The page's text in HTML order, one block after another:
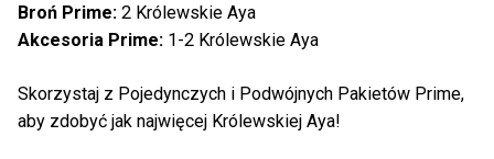
Broń Prime: 2 Królewskie Aya
Akcesoria Prime: 1-2 Królewskie Aya
Skorzystaj z Pojedynczych i Podwójnych Pakietów Prime,
aby zdobyć jak najwięcej Królewskiej Aya!